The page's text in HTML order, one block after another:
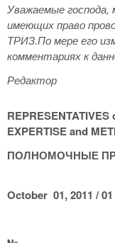
Уважаемые господа,
имеющих право
ТРИЗ.По мере его
комментариях к
Редактор
EXPERTISE and
ПОЛНОМОЧНЫЕ
October 01, 2011 /